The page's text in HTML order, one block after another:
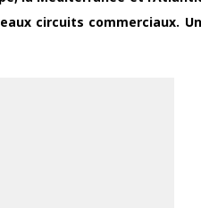
circuits commerciaux.